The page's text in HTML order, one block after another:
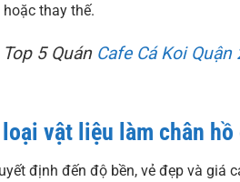
thay thế.
5 Quán Cafe Cá Koi Quận
vật liệu làm chân hồ
định đến độ bền, vẻ đẹp và giá